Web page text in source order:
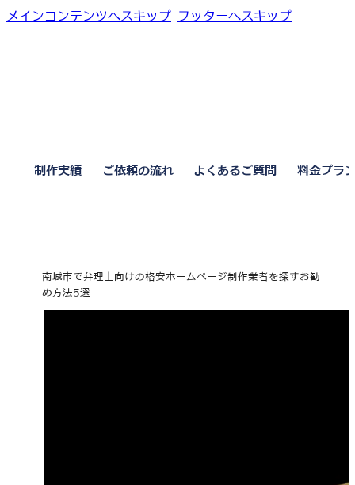
メインコンテンツへスキップ フッターへスキップ
制作実績 ご依頼の流れ よくあるご質問 料金プラ
南城市で弁理士向けの格安ホームページ制作業者を探すお勧
め方法5選